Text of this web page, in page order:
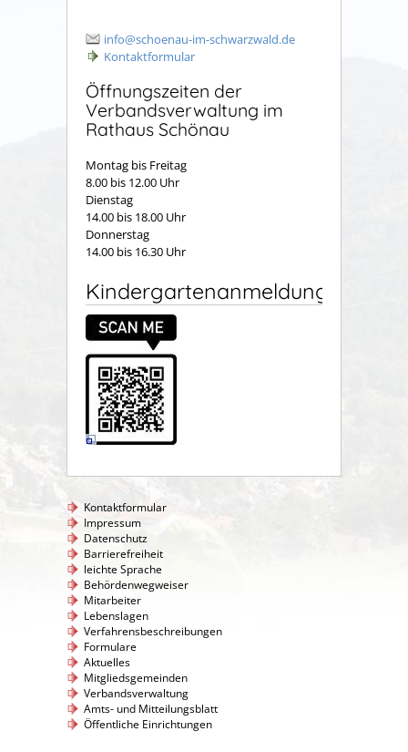
info@schoenau-im-schwarzwald.de
Kontaktformular
Öffnungszeiten der
Verbandsverwaltung im
Rathaus Schönau
Montag bis Freitag
8.00 bis 12.00 Uhr
Dienstag
14.00 bis 18.00 Uhr
Donnerstag
14.00 bis 16.30 Uhr
Kindergartenanmeldung
Kontaktformular
Impressum
Datenschutz
Barrierefreiheit
leichte Sprache
Behördenwegweiser
Mitarbeiter
Lebenslagen
Verfahrensbeschreibungen
Formulare
Aktuelles
Mitgliedsgemeinden
Verbandsverwaltung
Amts- und Mitteilungsblatt
Öffentliche Einrichtungen